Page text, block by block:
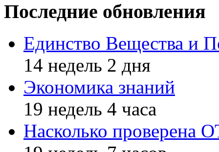
Последние обновления
Единство Вещества и
14 недель 2 дня
Экономика знаний
19 недель 4 часа
Насколько проверена